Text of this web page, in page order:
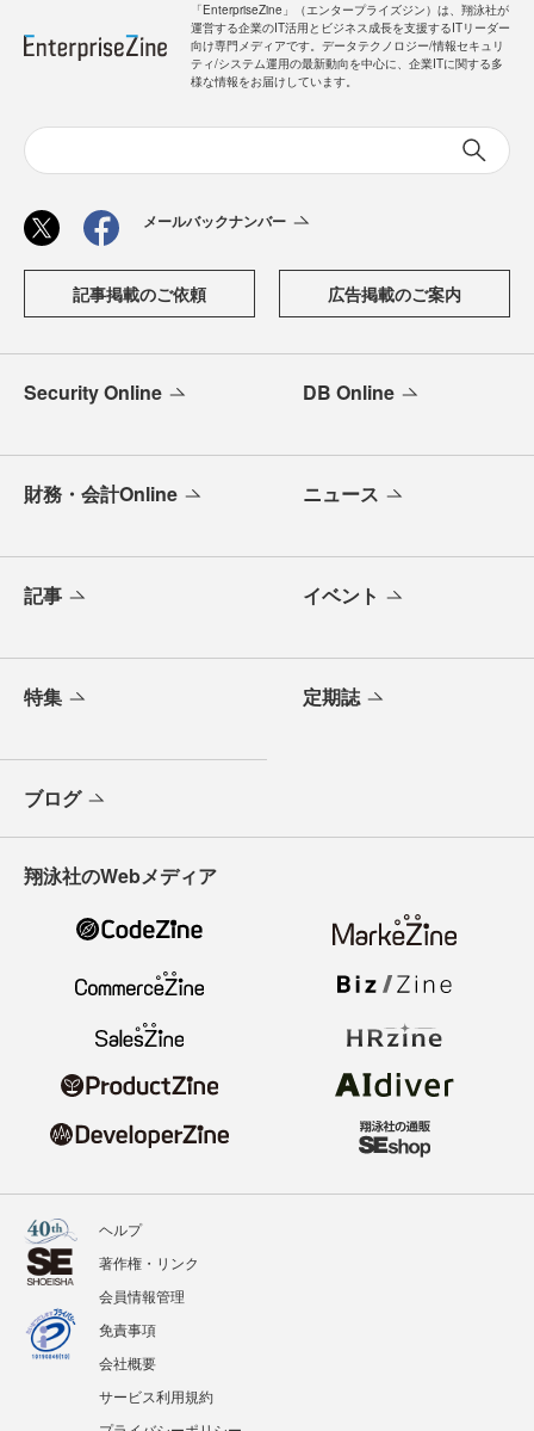
「EnterpriseZine」（エンタープライズジン）は、翔泳社が
運営する企業のIT活用とビジネス成長を支援するITリーダー
向け専門メディアです。データテクノロジー/情報セキュリ
ティ/システム運用の最新動向を中心に、企業ITに関する多
様な情報をお届けしています。
メールバックナンバー
記事掲載のご依頼 広告掲載のご案内
Security Online DB Online
財務・会計Online ニュース
記事 イベント
特集 定期誌
ブログ
翔泳社のWebメディア
ヘルプ
著作権・リンク
会員情報管理
免責事項
会社概要
サービス利用規約